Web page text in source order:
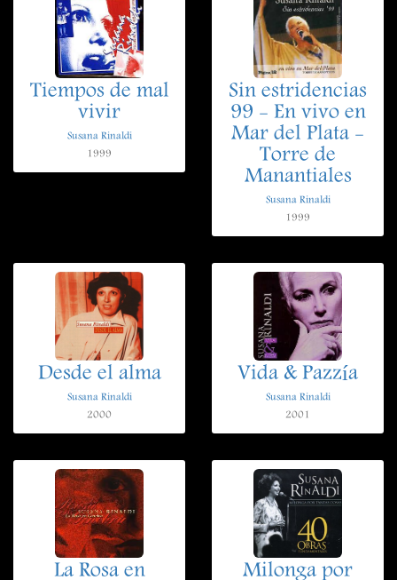
Tiempos de mal
vivir
Susana Rinaldi
1999
Sin estridencias
99 - En vivo en
Mar del Plata -
Torre de
Manantiales
Susana Rinaldi
1999
Desde el alma
Susana Rinaldi
2000
Vida & Pazzía
Susana Rinaldi
2001
La Rosa en
Milonga por